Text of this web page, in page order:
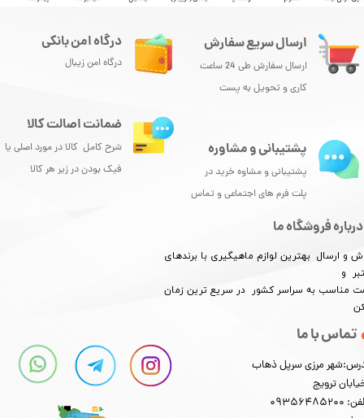
ارسال سریع سفارش
ارسال سفارش طی 24 ساعت
کاری و تحویل به پست
درباره فروشگاه ما
و ارسال بهترین لوازم ماهیگیری با برندهای
و
مناسب به سراسر کشور در سریع ترین زمان
تماس با ما
مرزی سرپل ذهاب
ترویج
درگاه امن بانکی
درگاه امن زیبال
پشتیبانی و مشاوره
پشتیبانی و مشاوه خرید در
پلت فرم های اجتماعی و تماس
ضمانت اصالت کالا
شرح کامل کالا در مورد اصلی یا
فیک بودن در زیر هر کالا